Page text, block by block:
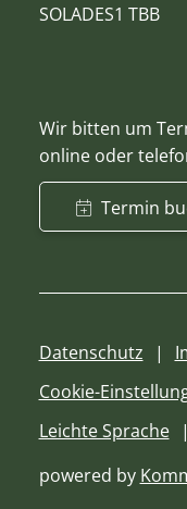
SOLADES1 TBB
Wir bitten um
online oder
Termin
Datenschutz
Cookie-
Leichte Sprache
powered by